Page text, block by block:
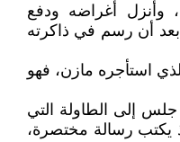
وأنزل أغراضه ودفع
بعد أن رسم في ذاكرته
استأجره مازن، فهو
إلى الطاولة التي
يكتب رسالة مختصرة،